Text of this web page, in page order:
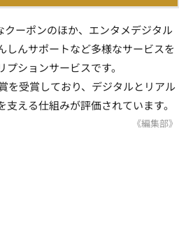
クーポンのほか、エンタメデジタル
しんサポートなど多様なサービスを
ションサービスです。
を受賞しており、デジタルとリアル
える仕組みが評価されています。
《編集部》